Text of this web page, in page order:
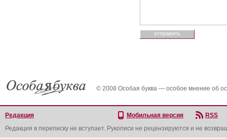
© 2008 Особая буква — особое мнение об
Редакция Мобильная версия
RSS
Редакция в переписку не вступает. Рукописи не рецензируются и не